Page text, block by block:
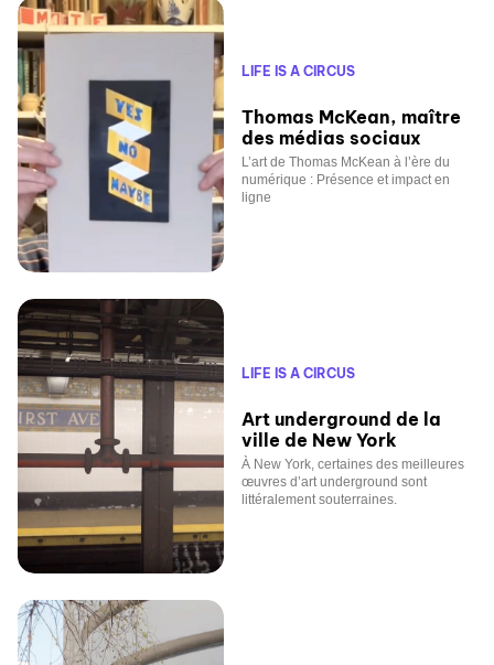
LIFE IS A CIRCUS
Thomas McKean, maître
des médias sociaux
L’art de Thomas McKean à l’ère du
numérique : Présence et impact en
ligne
LIFE IS A CIRCUS
Art underground de la
ville de New York
À New York, certaines des meilleures
œuvres d’art underground sont
littéralement souterraines.